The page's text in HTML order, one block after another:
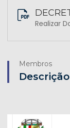
Realizar
Membros
Descrição